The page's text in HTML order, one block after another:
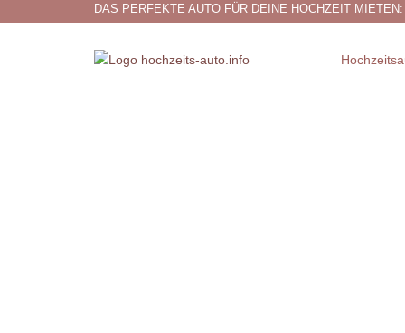
DAS PERFEKTE AUTO FÜR DEINE HOCHZEIT